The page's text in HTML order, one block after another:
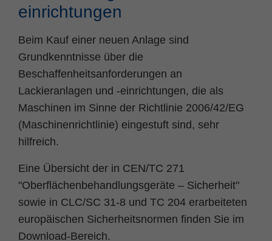
einrichtungen
Beim Kauf einer neuen Anlage sind
Grundkenntnisse über die
Beschaffenheitsanforderungen an
Lackieranlagen und -einrichtungen, die als
Maschinen im Sinne der Richtlinie 2006/42/EG
(Maschinenrichtlinie) eingestuft sind, sehr
hilfreich.
Eine Übersicht der in CEN/TC 271
"Oberflächenbehandlungsgeräte – Sicherheit"
sowie in CLC/SC 31-8 und TC 204 erarbeiteten
europäischen Sicherheitsnormen finden Sie im
Download-Bereich.